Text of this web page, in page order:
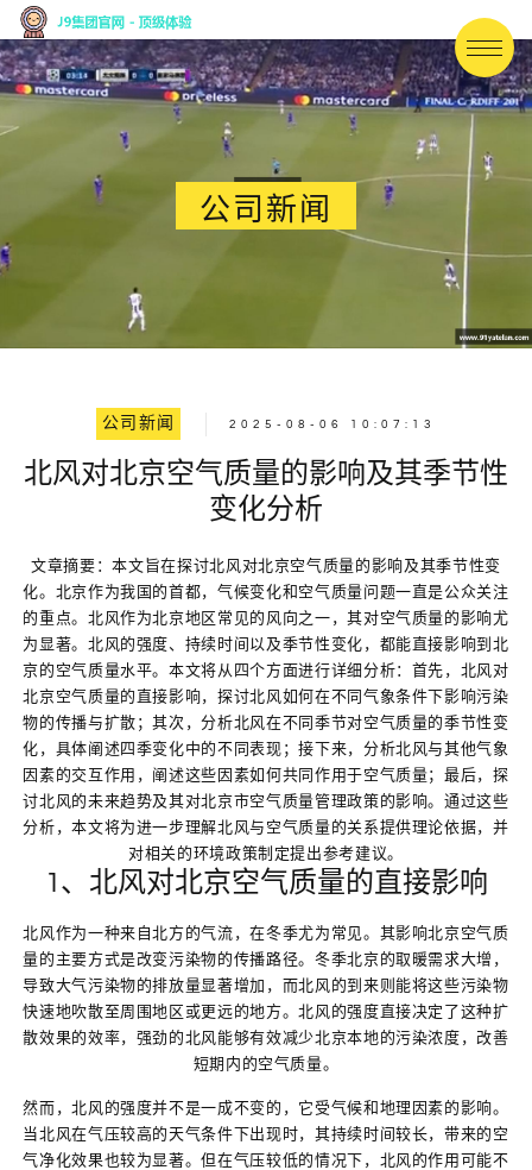
公司新闻
公司新闻 2025-08-06 10:07:13
北风对北京空气质量的影响及其季节性
变化分析
文章摘要：本文旨在探讨北风对北京空气质量的影响及其季节性变
化。北京作为我国的首都，气候变化和空气质量问题一直是公众关注
的重点。北风作为北京地区常见的风向之一，其对空气质量的影响尤
为显著。北风的强度、持续时间以及季节性变化，都能直接影响到北
京的空气质量水平。本文将从四个方面进行详细分析：首先，北风对
北京空气质量的直接影响，探讨北风如何在不同气象条件下影响污染
物的传播与扩散；其次，分析北风在不同季节对空气质量的季节性变
化，具体阐述四季变化中的不同表现；接下来，分析北风与其他气象
因素的交互作用，阐述这些因素如何共同作用于空气质量；最后，探
讨北风的未来趋势及其对北京市空气质量管理政策的影响。通过这些
分析，本文将为进一步理解北风与空气质量的关系提供理论依据，并
对相关的环境政策制定提出参考建议。
1、北风对北京空气质量的直接影响
北风作为一种来自北方的气流，在冬季尤为常见。其影响北京空气质
量的主要方式是改变污染物的传播路径。冬季北京的取暖需求大增，
导致大气污染物的排放量显著增加，而北风的到来则能将这些污染物
快速地吹散至周围地区或更远的地方。北风的强度直接决定了这种扩
散效果的效率，强劲的北风能够有效减少北京本地的污染浓度，改善
短期内的空气质量。
然而，北风的强度并不是一成不变的，它受气候和地理因素的影响。
当北风在气压较高的天气条件下出现时，其持续时间较长，带来的空
气净化效果也较为显著。但在气压较低的情况下，北风的作用可能不